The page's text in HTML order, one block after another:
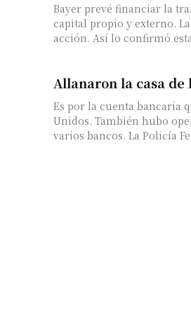
Bayer prevé financiar la
capital propio y externo.
acción. Así lo confirmó
Allanaron la casa
Es por la cuenta bancaria
Unidos. También hubo
varios bancos. La